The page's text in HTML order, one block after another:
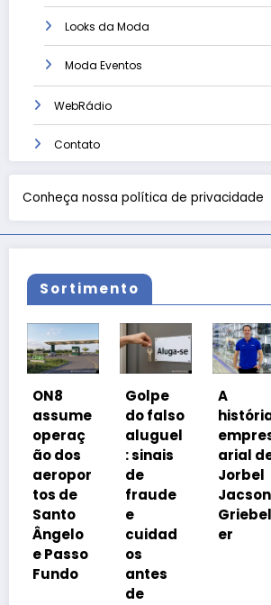
Looks da Moda
Moda Eventos
WebRádio
Contato
Conheça nossa política de privacidade
Sortimento
do falso
aluguel
: sinais
de
fraude
e
cuidad
os
antes
A
história
empres
arial de
Jacson
er
cal